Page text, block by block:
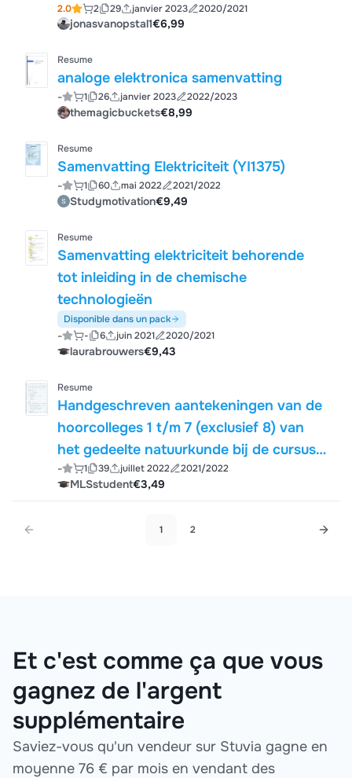
2.0 2 29 janvier 2023 2020/2021
jonasvanopstal1€6,99
Resume
analoge elektronica samenvatting
- 1 26 janvier 2023 2022/2023
themagicbuckets€8,99
Resume
Samenvatting Elektriciteit (YI1375)
- 1 60 mai 2022 2021/2022
Studymotivation€9,49
Resume
Samenvatting elektriciteit behorende
tot inleiding in de chemische
technologieën
Disponible dans un pack
- - 6 juin 2021 2020/2021
laurabrouwers€9,43
Resume
Handgeschreven aantekeningen van de
hoorcolleges 1 t/m 7 (exclusief 8) van
het gedeelte natuurkunde bij de cursus
Wis- en natuurkunde 2
- 1 39 juillet 2022 2021/2022
MLSstudent€3,49
1 2
Et c'est comme ça que vous
gagnez de l'argent
supplémentaire
Saviez-vous qu'un vendeur sur Stuvia gagne en
moyenne 76 € par mois en vendant des